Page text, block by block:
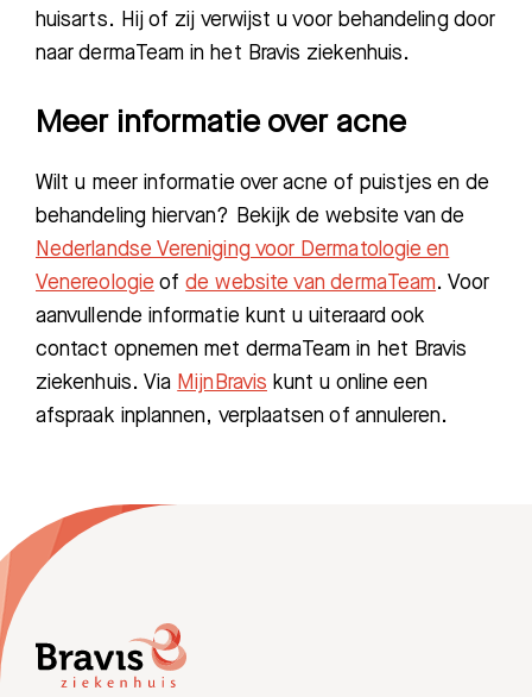
huisarts. Hij of zij verwijst u voor behandeling door
naar dermaTeam in het Bravis ziekenhuis.
Meer informatie over acne
Wilt u meer informatie over acne of puistjes en de
behandeling hiervan? Bekijk de website van de
Nederlandse Vereniging voor Dermatologie en
Venereologie ofde website van dermaTeam. Voor
aanvullende informatie kunt u uiteraard ook
contact opnemen met dermaTeam in het Bravis
ziekenhuis. Via MijnBravis kunt u online een
afspraak inplannen, verplaatsen of annuleren.